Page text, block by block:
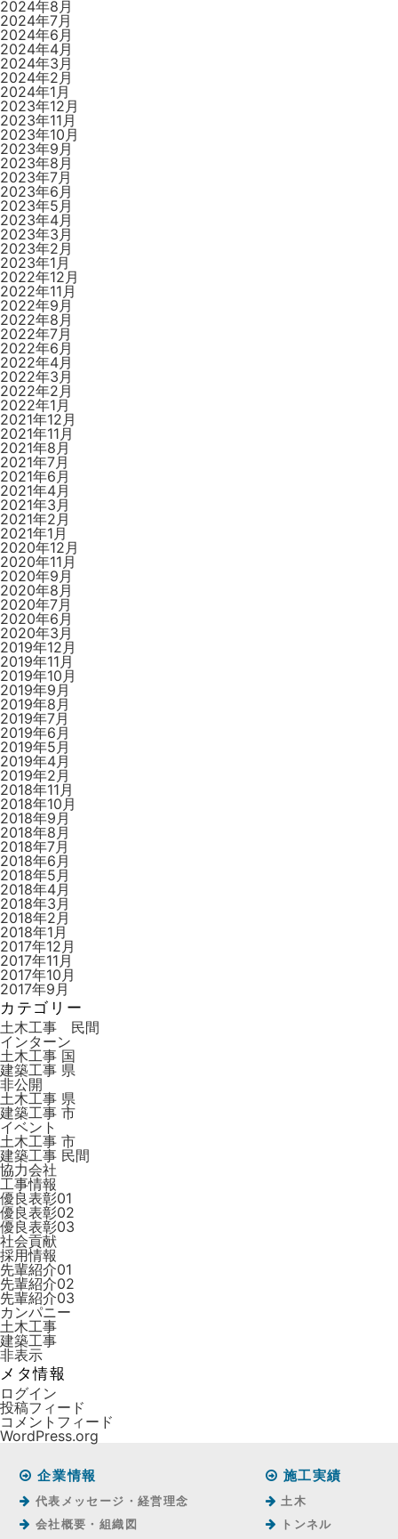
2024年8月
2024年7月
2024年6月
2024年4月
2024年3月
2024年2月
2024年1月
2023年12月
2023年11月
2023年10月
2023年9月
2023年8月
2023年7月
2023年6月
2023年5月
2023年4月
2023年3月
2023年2月
2023年1月
2022年12月
2022年11月
2022年9月
2022年8月
2022年7月
2022年6月
2022年4月
2022年3月
2022年2月
2022年1月
2021年12月
2021年11月
2021年8月
2021年7月
2021年6月
2021年4月
2021年3月
2021年2月
2021年1月
2020年12月
2020年11月
2020年9月
2020年8月
2020年7月
2020年6月
2020年3月
2019年12月
2019年11月
2019年10月
2019年9月
2019年8月
2019年7月
2019年6月
2019年5月
2019年4月
2019年2月
2018年11月
2018年10月
2018年9月
2018年8月
2018年7月
2018年6月
2018年5月
2018年4月
2018年3月
2018年2月
2018年1月
2017年12月
2017年11月
2017年10月
2017年9月
カテゴリー
土木工事 民間
インターン
土木工事 国
建築工事 県
非公開
土木工事 県
建築工事 市
イベント
土木工事 市
建築工事 ⺠間
協力会社
工事情報
優良表彰01
優良表彰02
優良表彰03
社会貢献
採用情報
先輩紹介01
先輩紹介02
先輩紹介03
カンパニー
土木工事
建築工事
非表示
メタ情報
ログイン
投稿フィード
コメントフィード
WordPress.org
企業情報
代表メッセージ・経営理念
会社概要・組織図
施工実績
土木
トンネル